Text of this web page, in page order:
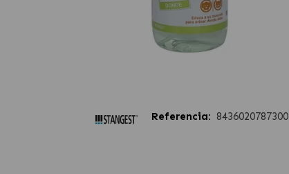
Referencia: 8436020787300